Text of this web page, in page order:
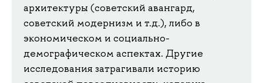
архитектуры (советский авангард,
советский модернизм и т.д.), либо в
экономическом и социально-
демографическом аспектах. Другие
исследования затрагивали историю